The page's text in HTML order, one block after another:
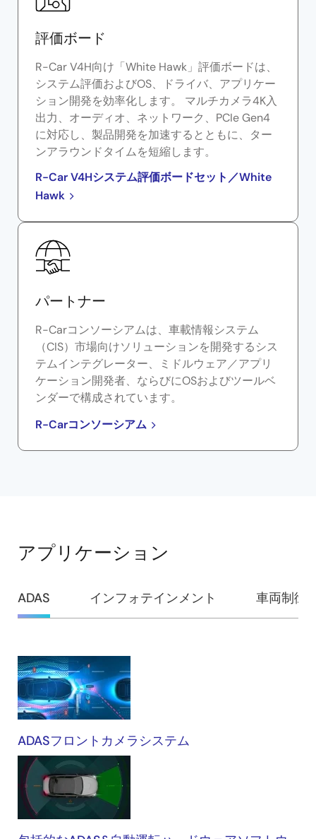
評価ボード
R-Car V4H向け「White Hawk」評価ボードは、
システム評価およびOS、ドライバ、アプリケー
ション開発を効率化します。 マルチカメラ4K入
出力、オーディオ、ネットワーク、PCIe Gen4
に対応し、製品開発を加速するとともに、ター
ンアラウンドタイムを短縮します。
R-Car V4Hシステム評価ボードセット／White
Hawk
パートナー
R-Carコンソーシアムは、車載情報システム
（CIS）市場向けソリューションを開発するシス
テムインテグレーター、ミドルウェア／アプリ
ケーション開発者、ならびにOSおよびツールベ
ンダーで構成されています。
R-Carコンソーシアム
アプリケーション
ADAS インフォテインメント 車両制御
ADAS
ADASフロントカメラシステム